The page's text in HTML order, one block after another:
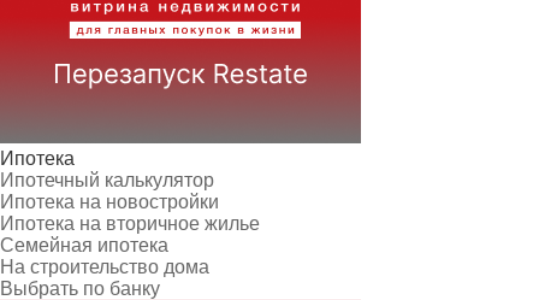
Ипотека
Ипотечный калькулятор
Ипотека на новостройки
Ипотека на вторичное жилье
Семейная ипотека
На строительство дома
Выбрать по банку